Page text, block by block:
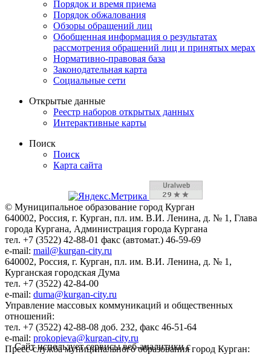
Порядок и время приема
Порядок обжалования
Обзоры обращений лиц
Обобщенная информация о результатах
рассмотрения обращений лиц и принятых мерах
Нормативно-правовая база
Законодательная карта
Социальные сети
Открытые данные
Реестр наборов открытых данных
Интерактивные карты
Поиск
Поиск
Карта сайта
© Муниципальное образование город Курган
640002, Россия, г. Курган, пл. им. В.И. Ленина, д. № 1, Глава
города Кургана, Администрация города Кургана
тел. +7 (3522) 42-88-01 факс (автомат.) 46-59-69
e-mail: mail@kurgan-city.ru
640002, Россия, г. Курган, пл. им. В.И. Ленина, д. № 1,
Курганская городская Дума
тел. +7 (3522) 42-84-00
e-mail: duma@kurgan-city.ru
Управление массовых коммуникаций и общественных
отношений:
тел. +7 (3522) 42-88-08 доб. 232, факс 46-51-64
e-mail: prokopieva@kurgan-city.ru
Пресс-служба муниципального образования город Курган:
Сайт использует сервисы веб-аналитики с